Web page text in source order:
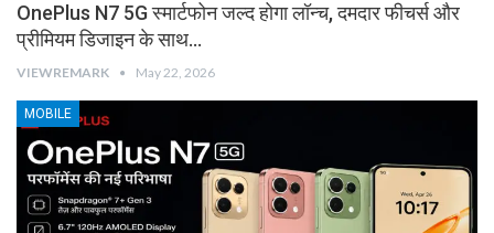
OnePlus N7 5G स्मार्टफोन जल्द होगा लॉन्च, दमदार फीचर्स और
प्रीमियम डिजाइन के साथ…
VIEWREMARK May 22, 2026
MOBILE